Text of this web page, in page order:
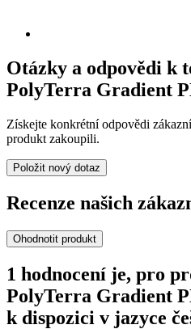
Otázky a odpovědi k
PolyTerra Gradient
Získejte konkrétní odpovědi
produkt zakoupili.
Položit nový dotaz
Recenze našich
Ohodnotit produkt
1 hodnocení je, pro
PolyTerra Gradient
k dispozici v jazyce